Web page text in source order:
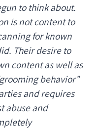
to think about.
is not content to
forknown
Their desire to
contentas well as
behavior”
and requires
abuse and